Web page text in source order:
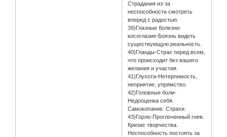
Страдания из-за
неспособности смотреть
вперед с радостью.
39)Глазные болезни:
косоглазие-Боязнь видеть
существующую реальность.
40)Гланды-Страх перед всем,
что происходит без вашего
желания и участия.
41)Глухота-Нетерпимость,
неприятие, упрямство.
42)Головные боли-
Недооценка себя.
Самокопание. Страхи.
43)Горло-Проглоченный гнев.
Кризис творчества.
Неспособность постоять за